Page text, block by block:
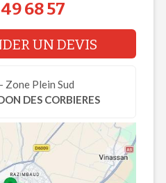
68 57
UN DEVIS
Zone Plein Sud
DES CORBIERES